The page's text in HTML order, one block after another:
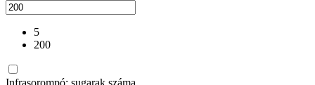
5
200
Infrasorompó: sugarak száma